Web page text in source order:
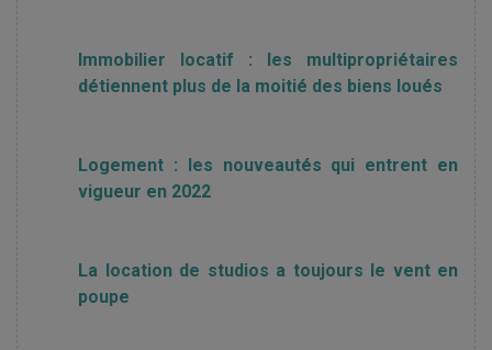
Immobilier locatif : les multipropriétaires
détiennent plus de la moitié des biens loués
Logement : les nouveautés qui entrent en
vigueur en 2022
La location de studios a toujours le vent en
poupe